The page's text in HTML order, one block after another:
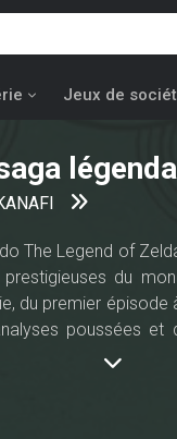
Jeux de
The Legend of
du
du premier
poussées et
qui ravira tous